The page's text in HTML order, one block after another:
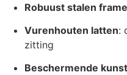
Robuust stalen frame
Vurenhouten latten:
zitting
Beschermende